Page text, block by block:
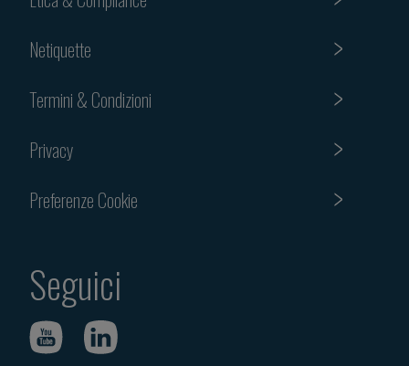
Netiquette
Termini & Condizioni
Privacy
Preferenze Cookie
Seguici